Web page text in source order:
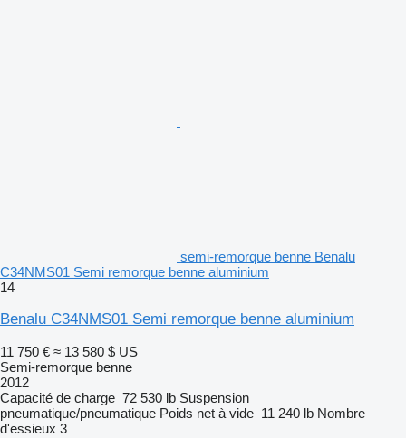
semi-remorque benne Benalu
C34NMS01 Semi remorque benne aluminium
14
Benalu C34NMS01 Semi remorque benne aluminium
11 750 € ≈ 13 580 $ US
Semi-remorque benne
2012
Capacité de charge 72 530 lb Suspension
pneumatique/pneumatique Poids net à vide 11 240 lb Nombre
d'essieux 3